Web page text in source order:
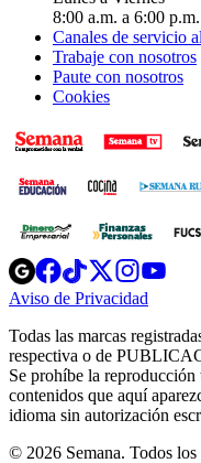
8:00 a.m. a 6:00 p.m.
Canales de servicio
Trabaje con nosotros
Paute con nosotros
Cookies
Opens
in
new
Opens
in
new
Opens
in
new
window
Opens
new
window
Aviso de Privacidad
new
Todas las marcas
respectiva o de
Se prohíbe la
contenidos que aquí
idioma sin autorización
© 2026 Semana. Todos los